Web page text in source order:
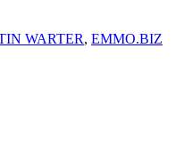
WARTER, EMMO.BIZ